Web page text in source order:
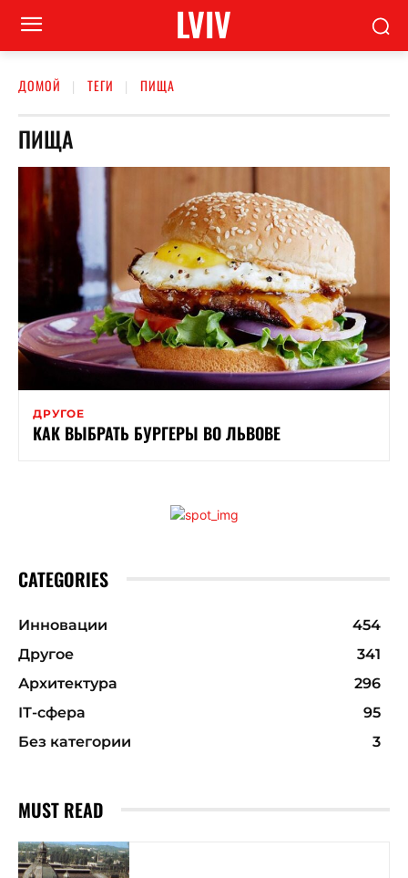
LVIV
ДОМОЙ ТЕГИ ПИЩА
ПИЩА
ДРУГОЕ
КАК ВЫБРАТЬ БУРГЕРЫ ВО ЛЬВОВЕ
CATEGORIES
Инновации
454
Другое
341
Архитектура
296
ІТ-сфера
95
Без категории
3
MUST READ